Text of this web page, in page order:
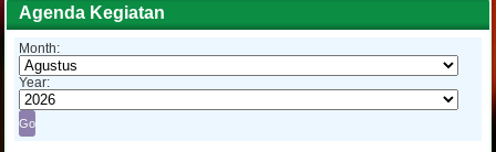
Agenda Kegiatan
Month:
Year: